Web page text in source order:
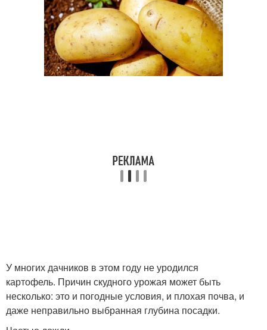
У многих дачников в этом году не уродился
картофель. Причин скудного урожая может быть
несколько: это и погодные условия, и плохая почва, и
даже неправильно выбранная глубина посадки.